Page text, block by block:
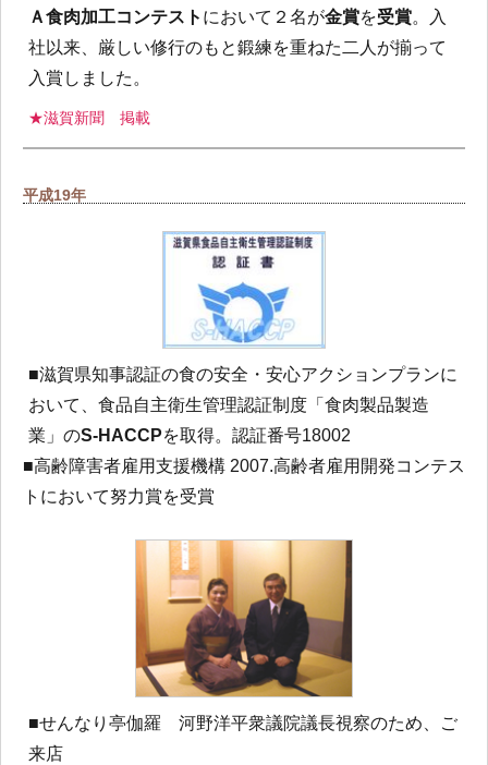
Ａ食肉加工コンテスト において２名が金賞を受賞。入
社以来、厳しい修行のもと鍛練を重ねた二人が揃って
入賞しました。
★滋賀新聞 掲載
平成19年
■滋賀県知事認証の食の安全・安心アクションプランに
おいて、食品自主衛生管理認証制度「食肉製品製造
業」のS-HACCPを取得。認証番号18002
■高齢障害者雇用支援機構 2007.高齢者雇用開発コンテス
トにおいて努力賞を受賞
■せんなり亭伽羅 河野洋平衆議院議長視察のため、ご
来店